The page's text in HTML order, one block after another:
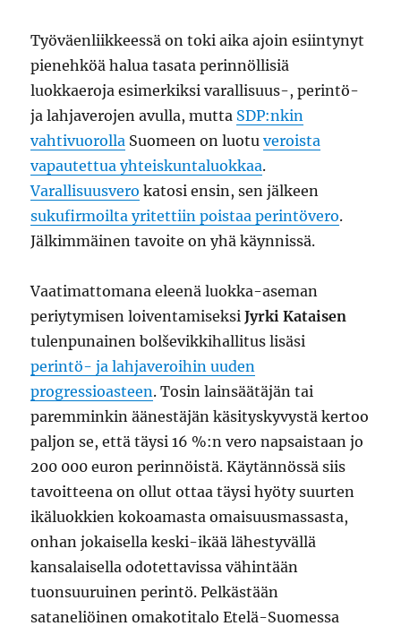
Työväenliikkeessä on toki aika ajoin esiintynyt
pienehköä halua tasata perinnöllisiä
luokkaeroja esimerkiksi varallisuus-, perintö-
ja lahjaverojen avulla, mutta SDP:nkin
vahtivuorolla Suomeen on luotuveroista
vapautettua yhteiskuntaluokkaa.
Varallisuusvero katosi ensin, sen jälkeen
sukufirmoilta yritettiin poistaa perintövero.
Jälkimmäinen tavoite on yhä käynnissä.
Vaatimattomana eleenä luokka-aseman
periytymisen loiventamiseksiJyrki Kataisen
tulenpunainen bolševikkihallitus lisäsi
perintö- ja lahjaveroihin uuden
progressioasteen. Tosin lainsäätäjän tai
paremminkin äänestäjän käsityskyvystä kertoo
paljon se, että täysi 16 %:n vero napsaistaan jo
200 000 euron perinnöistä. Käytännössä siis
tavoitteena on ollut ottaa täysi hyöty suurten
ikäluokkien kokoamasta omaisuusmassasta,
onhan jokaisella keski-ikää lähestyvällä
kansalaisella odotettavissa vähintään
tuonsuuruinen perintö. Pelkästään
sataneliöinen omakotitalo Etelä-Suomessa